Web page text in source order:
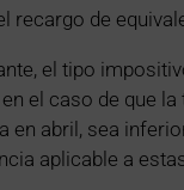
recargo de
el tipo
en el caso de que
en abril, sea
aplicable a